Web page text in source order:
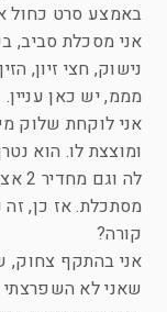
באמצע סרט כחול
אני מסכלת סביב,
נישוק, חצי זיון,
מממ, יש כאן עניין.
אני לוקחת שלוק
ומוצצת לו. הוא
לה
מסתכלת. אז כן, זה
קורה?
אני בהתקף צחוק,
שאני לא